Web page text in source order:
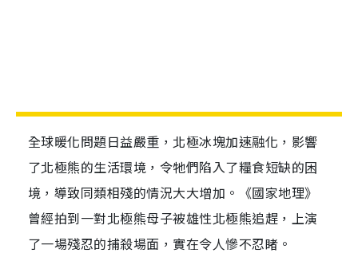
全球暖化問題日益嚴重，北極冰塊加速融化，影響
了北極熊的生活環境，令牠們陷入了糧食短缺的困
境，導致同類相殘的情況大大增加。《國家地理》
曾經拍到一對北極熊母子被雄性北極熊追趕，上演
了一場殘忍的捕殺場面，實在令人慘不忍睹。